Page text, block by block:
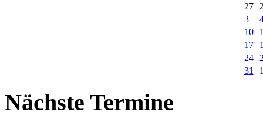
27
3
10
17
24
31
Nächste Termine